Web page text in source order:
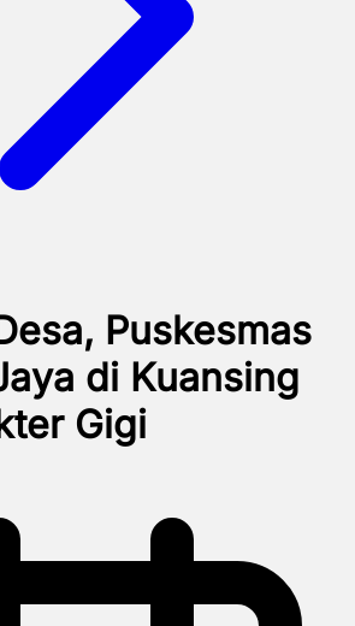
Puskesmas
di Kuansing
Gigi